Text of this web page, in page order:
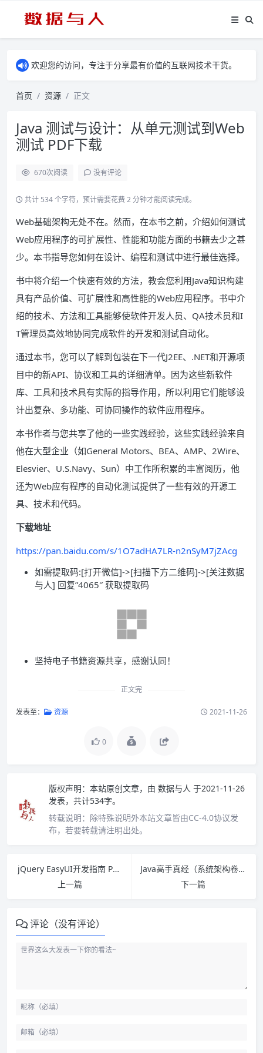
欢迎您的访问，专注于分享最有价值的互联网技术干货。
首页 资源 正文
Java 测试与设计：从单元测试到Web
测试 PDF下载
670次阅读 没有评论
共计 534 个字符，预计需要花费 2 分钟才能阅读完成。
Web基础架构无处不在。然而，在本书之前，介绍如何测试
Web应用程序的可扩展性、性能和功能方面的书籍去少之甚
少。本书指导您如何在设计、编程和测试中进行最佳选择。
书中将介绍一个快速有效的方法，教会您利用Java知识构建
具有产品价值、可扩展性和高性能的Web应用程序。书中介
绍的技术、方法和工具能够使软件开发人员、QA技术员和I
T管理员高效地协同完成软件的开发和测试自动化。
通过本书，您可以了解到包装在下一代J2EE、.NET和开源项
目中的新API、协议和工具的详细清单。因为这些新软件
库、工具和技术具有实际的指导作用，所以利用它们能够设
计出复杂、多功能、可协同操作的软件应用程序。
本书作者与您共享了他的一些实践经验，这些实践经验来自
他在大型企业（如General Motors、BEA、AMP、2Wire、
Elesvier、U.S.Navy、Sun）中工作所积累的丰富阅历，他
还为Web应有程序的自动化测试提供了一些有效的开源工
具、技术和代码。
下载地址
https://pan.baidu.com/s/1O7adHA7LR-n2nSyM7jZAcg
如需提取码:[打开微信]->[扫描下方二维码]->[关注数据
与人] 回复”4065″ 获取提取码
坚持电子书籍资源共享，感谢认同！
正文完
发表至： 资源 2021-11-26
0
版权声明： 本站原创文章，由 数据与人 于2021-11-26
发表，共计534字。
转载说明： 除特殊说明外本站文章皆由CC-4.0协议发
布，若要转载请注明出处。
jQuery EasyUI开发指南 PDF下载
上一篇
Java高手真经（系统架构卷）：JAVA WEB核心技术 PDF下载
下一篇
评论（没有评论）